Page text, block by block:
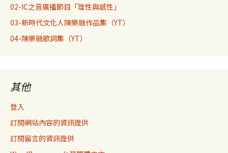
02-IC之音廣播節目「理性與感性」
03-新時代文化人陳樂融作品集（YT）
04-陳樂融歌詞集（YT）
其他
登入
訂閱網站內容的資訊提供
訂閱留言的資訊提供